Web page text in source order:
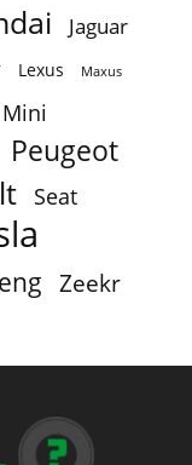
Jaguar
Lexus Maxus
Mini
Peugeot
Seat
Zeekr